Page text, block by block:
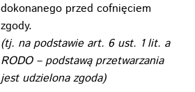
dokonanego przed cofnięciem
zgody.
(tj. na podstawie art. 6 ust. 1 lit. a
RODO – podstawą przetwarzania
jest udzielona zgoda)